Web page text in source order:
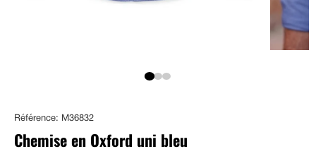
Référence: M36832
Chemise en Oxford uni bleu